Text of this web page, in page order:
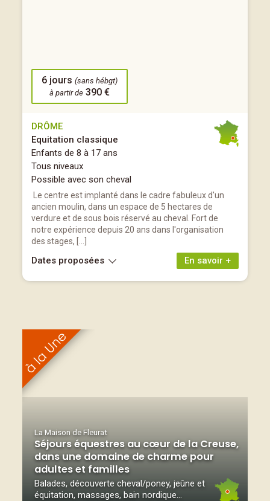
6 jours (sans hébgt)
à partir de 390 €
DRÔME
Equitation classique
Enfants de 8 à 17 ans
Tous niveaux
Possible avec son cheval
Le centre est implanté dans le cadre fabuleux d'un
ancien moulin, dans un espace de 5 hectares de
verdure et de sous bois réservé au cheval. Fort de
notre expérience depuis 20 ans dans l'organisation
des stages, […]
En savoir +
Dates proposées
La Maison de Fleurat
Séjours équestres au cœur de la Creuse,
dans une domaine de charme pour
adultes et familles
Balades, découverte cheval/poney, jeûne et
équitation, massages, bain nordique...